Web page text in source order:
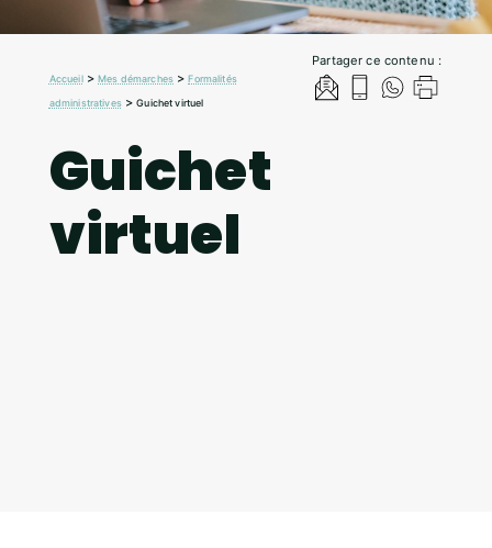
Partager ce contenu :
Accueil>Mes démarches >Formalités
administratives>Guichet virtuel
Guichet
virtuel